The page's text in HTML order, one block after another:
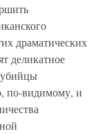
драматических
деликатное
убийцы
по-видимому, и